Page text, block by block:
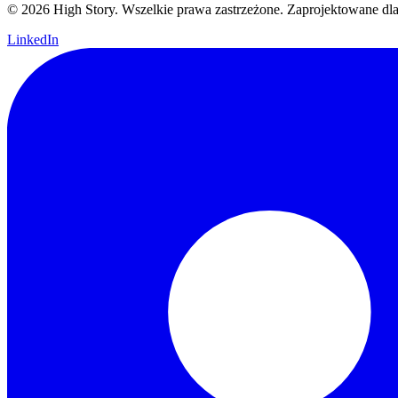
© 2026 High Story. Wszelkie prawa zastrzeżone. Zaprojektowane
LinkedIn